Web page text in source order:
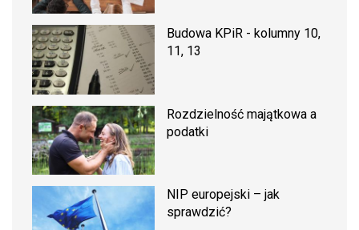
Budowa KPiR - kolumny 10,
11, 13
Rozdzielność majątkowa a
podatki
NIP europejski – jak
sprawdzić?